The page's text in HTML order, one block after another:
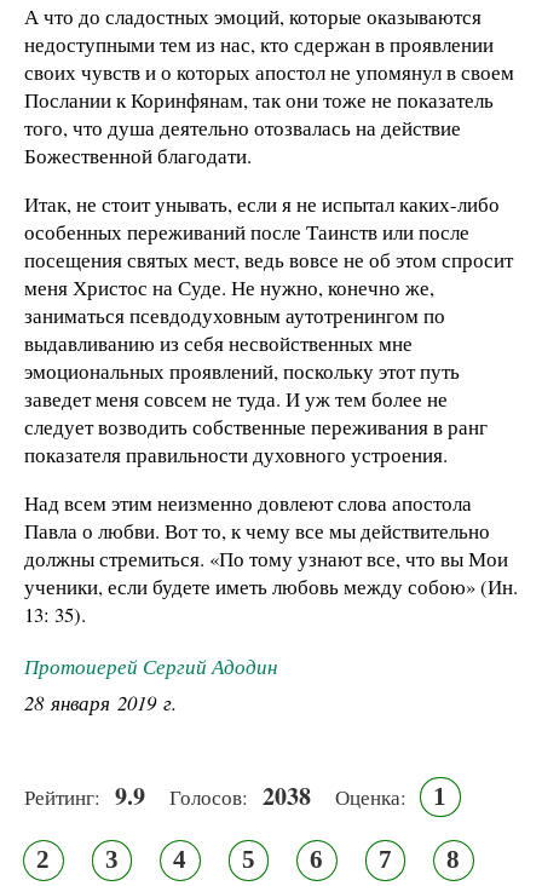
А что до сладостных эмоций, которые оказываются
недоступными тем из нас, кто сдержан в проявлении
своих чувств и о которых апостол не упомянул в своем
Послании к Коринфянам, так они тоже не показатель
того, что душа деятельно отозвалась на действие
Божественной благодати.
Итак, не стоит унывать, если я не испытал каких-либо
особенных переживаний после Таинств или после
посещения святых мест, ведь вовсе не об этом спросит
меня Христос на Суде. Не нужно, конечно же,
заниматься псевдодуховным аутотренингом по
выдавливанию из себя несвойственных мне
эмоциональных проявлений, поскольку этот путь
заведет меня совсем не туда. И уж тем более не
следует возводить собственные переживания в ранг
показателя правильности духовного устроения.
Над всем этим неизменно довлеют слова апостола
Павла о любви. Вот то, к чему все мы действительно
должны стремиться. «По тому узнают все, что вы Мои
ученики, если будете иметь любовь между собою» (Ин.
13: 35).
Протоиерей Сергий Адодин
28 января 2019 г.
Рейтинг: 9.9 Голосов: 2038 Оценка: 1
2 3 4 5 6 7 8